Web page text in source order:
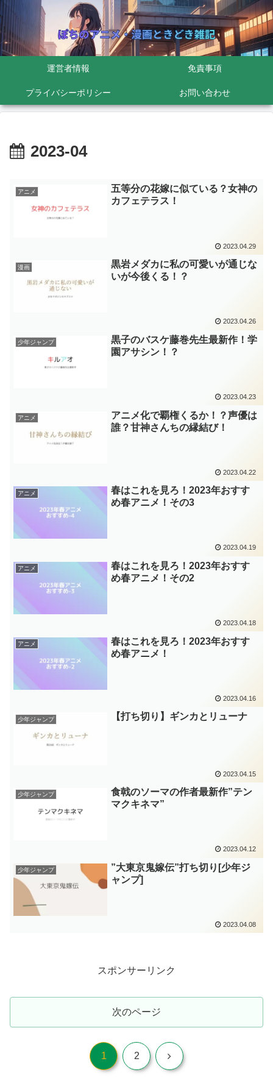
運営者情報 免責事項
プライバシーポリシー お問い合わせ
2023-04
アニメ
五等分の花嫁に似ている？女神の
カフェテラス！
2023.04.29
漫画
黒岩メダカに私の可愛いが通じな
いが今後くる！？
2023.04.26
少年ジャンプ
黒子のバスケ藤巻先生最新作！学
園アサシン！？
2023.04.23
アニメ
アニメ化で覇権くるか！？声優は
誰？甘神さんちの縁結び！
2023.04.22
アニメ
春はこれを見ろ！2023年おすす
め春アニメ！その3
2023.04.19
アニメ
春はこれを見ろ！2023年おすす
め春アニメ！その2
2023.04.18
アニメ
春はこれを見ろ！2023年おすす
め春アニメ！
2023.04.16
少年ジャンプ 【打ち切り】ギンカとリューナ
2023.04.15
少年ジャンプ
食戟のソーマの作者最新作”テン
マクキネマ”
2023.04.12
少年ジャンプ
”大東京鬼嫁伝”打ち切り[少年ジ
ャンプ]
2023.04.08
スポンサーリンク
次のページ
1 2 次